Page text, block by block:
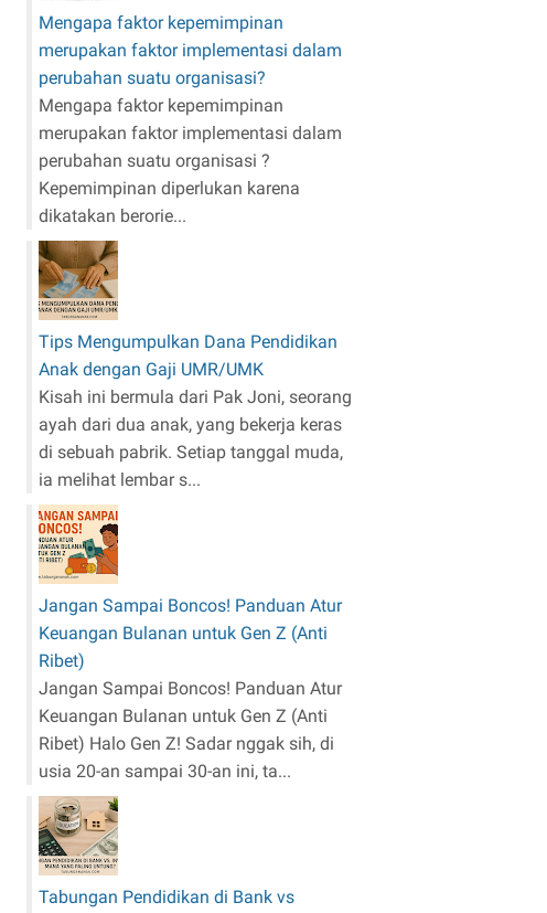
Mengapa faktor kepemimpinan
merupakan faktor implementasi dalam
perubahan suatu organisasi?
Mengapa faktor kepemimpinan
merupakan faktor implementasi dalam
perubahan suatu organisasi ?
Kepemimpinan diperlukan karena
dikatakan berorie...
Tips Mengumpulkan Dana Pendidikan
Anak dengan Gaji UMR/UMK
Kisah ini bermula dari Pak Joni, seorang
ayah dari dua anak, yang bekerja keras
di sebuah pabrik. Setiap tanggal muda,
ia melihat lembar s...
Jangan Sampai Boncos! Panduan Atur
Keuangan Bulanan untuk Gen Z (Anti
Ribet)
Jangan Sampai Boncos! Panduan Atur
Keuangan Bulanan untuk Gen Z (Anti
Ribet) Halo Gen Z! Sadar nggak sih, di
usia 20-an sampai 30-an ini, ta...
Tabungan Pendidikan di Bank vs